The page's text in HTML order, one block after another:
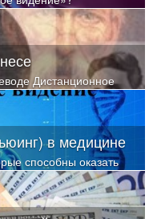
Дистанционное
это научная система
от человека информации
путем
в медицине
способны оказать
на подсознание
к чудесам исцеления